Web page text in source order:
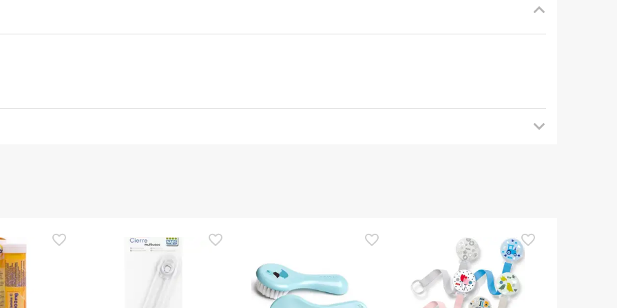
para este produto, mas estamos a trabalhar nisso. Recomendamos que voltes mais tarde para veres as
disso, se desejares, também podes devolver o produto seguindo os
nossos termos e condições